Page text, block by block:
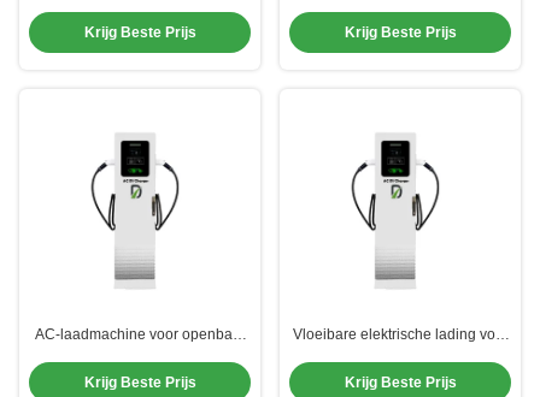
IP-classificatie Wit
Krijg Beste Prijs
met anti-corrosiecoating
Krijg Beste Prijs
AC-laadmachine voor openbare
Krijg Beste Prijs
Vloeibare elektrische lading voor
Krijg Beste Prijs